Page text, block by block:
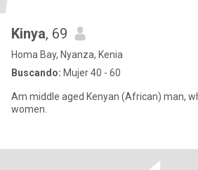
Kinya, 69
Homa Bay, Nyanza, Kenia
Buscando: Mujer 40 - 60
Am middle aged Kenyan (African) man,
women.